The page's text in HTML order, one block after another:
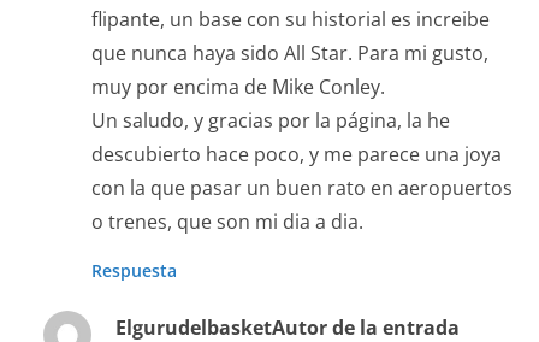
flipante, un base con su historial es increibe
que nunca haya sido All Star. Para mi gusto,
muy por encima de Mike Conley.
Un saludo, y gracias por la página, la he
descubierto hace poco, y me parece una joya
con la que pasar un buen rato en aeropuertos
o trenes, que son mi dia a dia.
Respuesta
ElgurudelbasketAutor de la entrada